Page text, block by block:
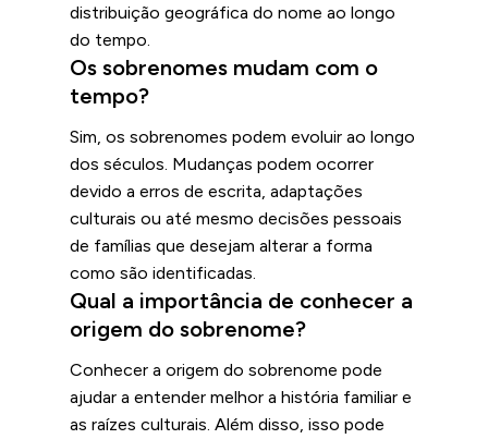
distribuição geográfica do nome ao longo
do tempo.
Os sobrenomes mudam com o
tempo?
Sim, os sobrenomes podem evoluir ao longo
dos séculos. Mudanças podem ocorrer
devido a erros de escrita, adaptações
culturais ou até mesmo decisões pessoais
de famílias que desejam alterar a forma
como são identificadas.
Qual a importância de conhecer a
origem do sobrenome?
Conhecer a origem do sobrenome pode
ajudar a entender melhor a história familiar e
as raízes culturais. Além disso, isso pode